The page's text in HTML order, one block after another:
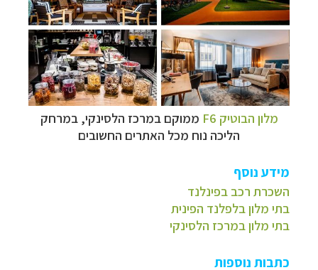
מלון הבוטיק F6
ממוקם במרכז הלסינקי, במרחק
הליכה נוח מכל האתרים החשובים
מידע נוסף
השכרת רכב בפינלנד
בתי מלון בלפלנד הפינית
בתי מלון במרכז הלסינקי
כתבות נוספות